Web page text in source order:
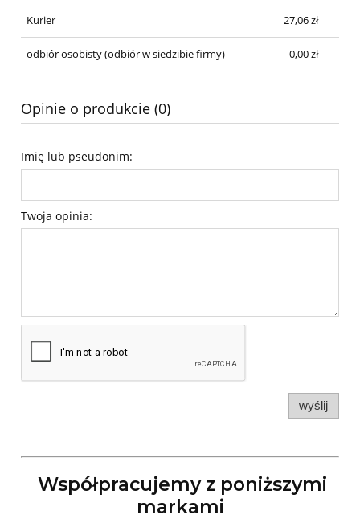
Kurier
27,06 zł
odbiór osobisty(odbiór w siedzibie firmy) 0,00 zł
Opinie o produkcie (0)
Imię lub pseudonim:
Twoja opinia:
wyślij
Współpracujemy z poniższymi
markami